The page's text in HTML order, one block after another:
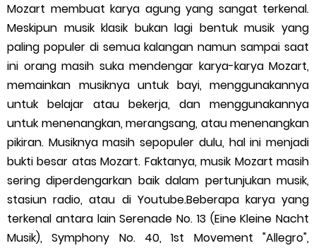
Mozart membuat karya agung yang sangat terkenal.
Meskipun musik klasik bukan lagi bentuk musik yang
paling populer di semua kalangan namun sampai saat
ini orang masih suka mendengar karya-karya Mozart,
memainkan musiknya untuk bayi, menggunakannya
untuk belajar atau bekerja, dan menggunakannya
untuk menenangkan, merangsang, atau menenangkan
pikiran. Musiknya masih sepopuler dulu, hal ini menjadi
bukti besar atas Mozart. Faktanya, musik Mozart masih
sering diperdengarkan baik dalam pertunjukan musik,
stasiun radio, atau di Youtube.Beberapa karya yang
terkenal antara lain Serenade No. 13 (Eine Kleine Nacht
Musik), Symphony No. 40, 1st Movement "Allegro",